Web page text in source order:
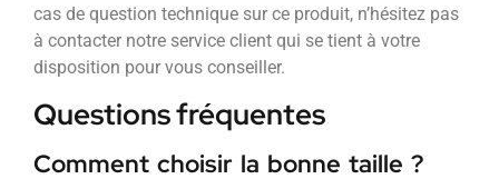
cas de question technique sur ce produit, n’hésitez pas
à contacter notre service client qui se tient à votre
disposition pour vous conseiller.
Questions fréquentes
Comment choisir la bonne taille ?